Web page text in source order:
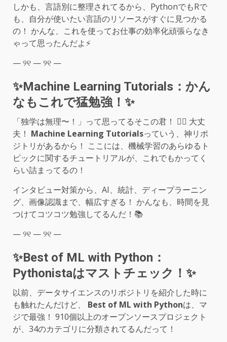
しかも、言語別に整理されてるから、PythonでもRで
も、自分が使いたい言語のリソースがすぐに見つかる
の！ かんな、これを使ってお仕事の効率化頑張らなき
ゃって思ったんだよ⚡️
— ୨୧ — ୨୧ —
✨Machine Learning Tutorials：かん
なもこれで猛勉強！✨
「独学は無理〜！」って思ってるそこの君！ 🙋‍♀️ 大丈
夫！ Machine Learning Tutorialsっていう、神リポ
ジトリがあるから！ ここには、機械学習のあらゆるト
ピックに関するチュートリアルが、これでもかってく
らい詰まってるの！
インタビュー対策から、AI、統計、ディープラーニン
グ、画像認識まで、幅広すぎる！ かんなも、時間を見
つけてコツコツ勉強してるんだ！📚
— ୨୧ — ୨୧ —
✨Best of ML with Python：
Pythonistaはマストチェック！✨
以前、データサイエンスのリポジトリを紹介した時に
も触れたんだけど、 Best of ML with Pythonは、マ
ジで最強！ 910個以上のオープンソースプロジェクト
が、34のカテゴリに分類されてるんだって！